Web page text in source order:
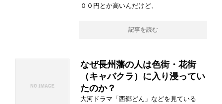
００円とか高いんだけど、
記事を読む
なぜ長州藩の人は色街・花街
（キャバクラ）に入り浸ってい
たのか？
大河ドラマ「西郷どん」などを見ている